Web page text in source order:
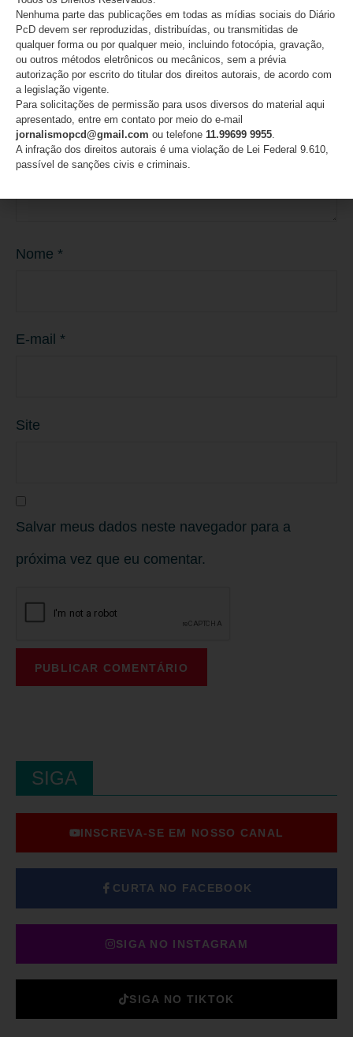
obrigatórios são marcados com*
Comentário*
Nome *
E-mail *
Site
Salvar meus dados neste navegador para a
próxima vez que eu comentar.
SIGA
INSCREVA-SE EM NOSSO CANAL
CURTA NO FACEBOOK
SIGA NO INSTAGRAM
SIGA NO TIKTOK
Nenhuma parte das publicações em todas as mídias sociais do Diário
PcD devem ser reproduzidas, distribuídas, ou transmitidas de
qualquer forma ou por qualquer meio, incluindo fotocópia, gravação,
ou outros métodos eletrônicos ou mecânicos, sem a prévia
autorização por escrito do titular dos direitos autorais, de acordo com
a legislação vigente.
Para solicitações de permissão para usos diversos do material aqui
apresentado, entre em contato por meio do e-mail
jornalismopcd@gmail.com ou telefone 11.99699 9955.
A infração dos direitos autorais é uma violação de Lei Federal 9.610,
passível de sanções civis e criminais.